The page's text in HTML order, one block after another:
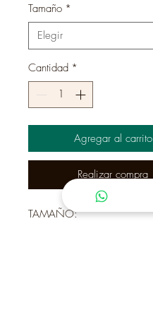
Tamaño *
Cantidad *
Agregar al carrito
Realizar compra
TAMAÑO: